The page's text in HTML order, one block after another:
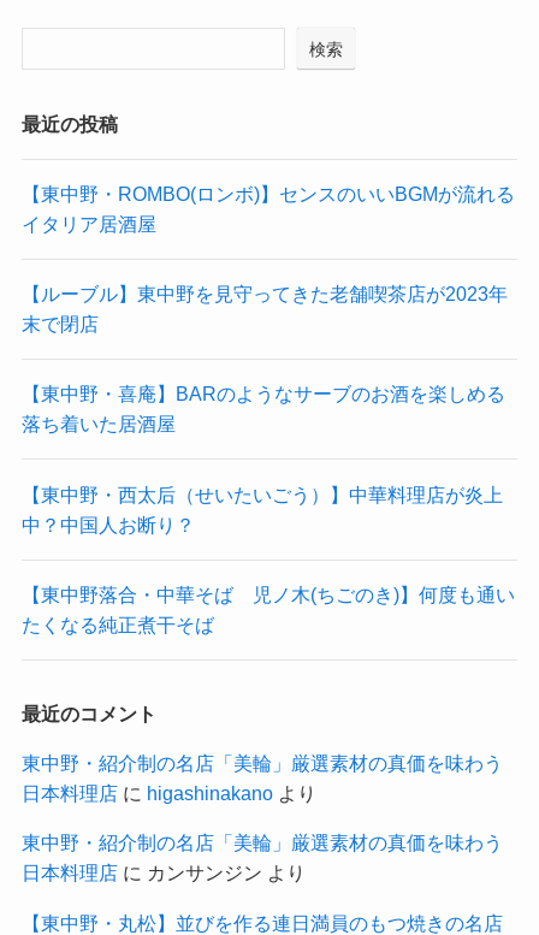
検索
最近の投稿
【東中野・ROMBO(ロンボ)】センスのいいBGMが流れる
イタリア居酒屋
【ルーブル】東中野を見守ってきた老舗喫茶店が2023年
末で閉店
【東中野・喜庵】BARのようなサーブのお酒を楽しめる
落ち着いた居酒屋
【東中野・西太后（せいたいごう）】中華料理店が炎上
中？中国人お断り？
【東中野落合・中華そば 児ノ木(ちごのき)】何度も通い
たくなる純正煮干そば
最近のコメント
東中野・紹介制の名店「美輪」厳選素材の真価を味わう
日本料理店に higashinakanoより
東中野・紹介制の名店「美輪」厳選素材の真価を味わう
日本料理店に カンサンジン より
【東中野・丸松】並びを作る連日満員のもつ焼きの名店